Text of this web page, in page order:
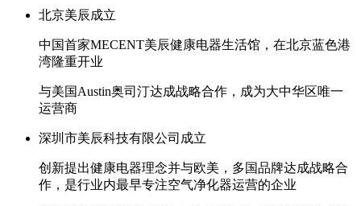
北京美辰成立
中国首家MECENT美辰健康电器生活馆，在北京蓝色港
湾隆重开业
与美国Austin奥司汀达成战略合作，成为大中华区唯一
运营商
深圳市美辰科技有限公司成立
创新提出健康电器理念并与欧美，多国品牌达成战略合
作，是行业内最早专注空气净化器运营的企业